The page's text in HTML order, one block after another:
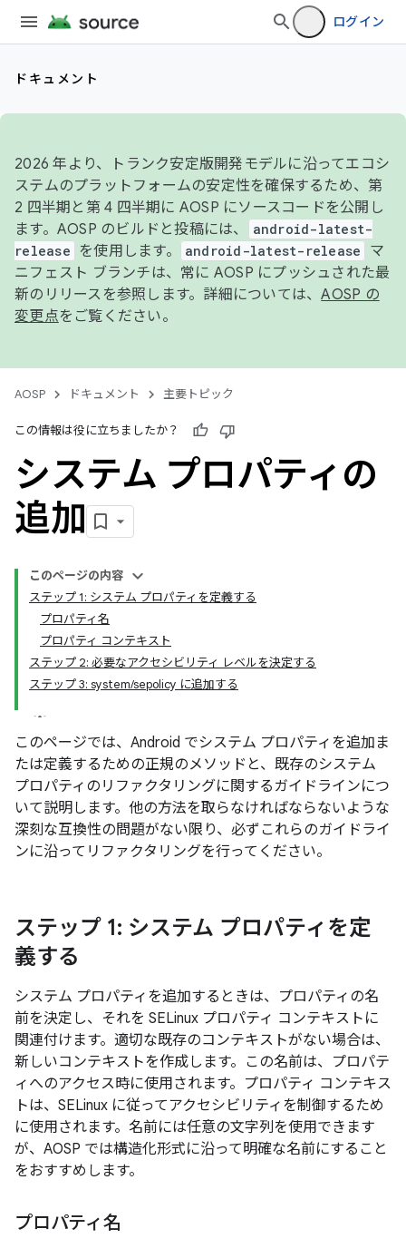
ログイン
ドキュメント
2026 年より、トランク安定版開発モデルに沿ってエコシ
ステムのプラットフォームの安定性を確保するため、第
2 四半期と第 4 四半期に AOSP にソースコードを公開し
ます。AOSP のビルドと投稿には、
android-latest-
release
を使用します。 android-latest-release
マ
ニフェスト ブランチは、常に AOSP にプッシュされた最
新のリリースを参照します。詳細については、AOSP の
変更点をご覧ください。
AOSP ドキュメント 主要トピック
この情報は役に立ちましたか？
システム プロパティの
追加
このページの内容
ステップ 1: システム プロパティを定義する
プロパティ名
プロパティ コンテキスト
ステップ 2: 必要なアクセシビリティ レベルを決定する
ステップ 3: system/sepolicy に追加する
このページでは、Android でシステム プロパティを追加ま
たは定義するための正規のメソッドと、既存のシステム
プロパティのリファクタリングに関するガイドラインにつ
いて説明します。他の方法を取らなければならないような
深刻な互換性の問題がない限り、必ずこれらのガイドライ
ンに沿ってリファクタリングを行ってください。
ステップ 1: システム プロパティを定
義する
システム プロパティを追加するときは、プロパティの名
前を決定し、それを SELinux プロパティ コンテキストに
関連付けます。適切な既存のコンテキストがない場合は、
新しいコンテキストを作成します。この名前は、プロパテ
ィへのアクセス時に使用されます。プロパティ コンテキス
トは、SELinux に従ってアクセシビリティを制御するため
に使用されます。名前には任意の文字列を使用できます
が、AOSP では構造化形式に沿って明確な名前にすること
をおすすめします。
プロパティ名